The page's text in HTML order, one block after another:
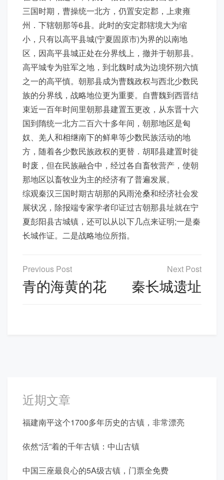
三国时期，曹操统一北方，仍置安定郡，上隶雍
州．下辖朝那等6县。此时的安定郡辖境大为缩
小，只有以高平县城(宁夏固原市)为界的以南地
区，因高平县城正处在分界线上，撤并于朝那县。
高平城专为驻军之地，到北魏时成为边境怀朔六慎
之一的高平慎。朝那县成为曹魏政权与西北少数民
族的分界线，战略地位更为重要。自曹魏到西晋结
束近一百年时间里朝那县建置五更改，从东晋十六
国到隋统一北方二百六十多年间，朝那地区是匈
奴、羌人和相继南下的鲜卑等少数民族活动的地
方，随着各少数民族政权的更替．胡耶县建置时徙
时废，但在民族融合中，经过各自畜牧营产，使朝
那地区以畜牧业为主的经济有了普遍发展。
综观秦汉三国时期古胡那的风雨沧桑和经济社会发
展状况，除报端专家学者印证过古朝那县址就在宁
夏彭阳县古城镇，还可以从以下几点来证明;一是秦
长城作证。二是战略地位所指。
文
章
青的海黄的花 秦长城遗址
近期文章
福建南平这个1700多年历史的古镇，非常漂亮
依然“活”着的千年古镇：中山古镇
中国三座最良心的5A级古镇，门票全免费